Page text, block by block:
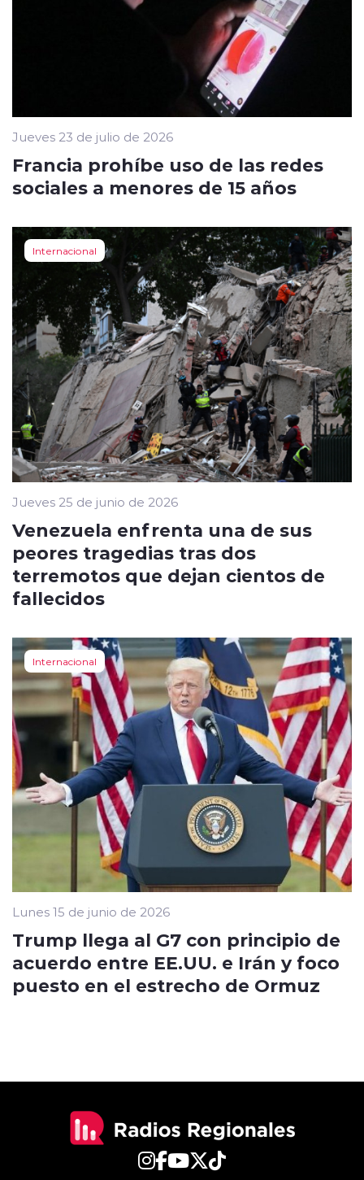
Jueves 23 de julio de 2026
Francia prohíbe uso de las redes
sociales a menores de 15 años
Internacional
Jueves 25 de junio de 2026
Venezuela enfrenta una de sus
peores tragedias tras dos
terremotos que dejan cientos de
fallecidos
Internacional
Lunes 15 de junio de 2026
Trump llega al G7 con principio de
acuerdo entre EE.UU. e Irán y foco
puesto en el estrecho de Ormuz